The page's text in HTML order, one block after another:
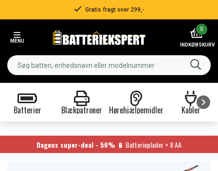
Gratis fragt over 299,-
MENU
0
INDKØBSKURV
Batterier Blækpatroner Hørehjælpemidler Kabler
9
Dagens super-deal - 56% 🔋 Batterioplader + 8 AA